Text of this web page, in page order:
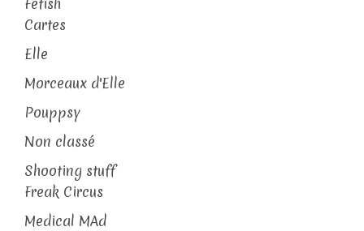
Cartes
Elle
Morceaux d'Elle
Pouppsy
Non classé
Shooting stuff
Freak Circus
Medical MAd